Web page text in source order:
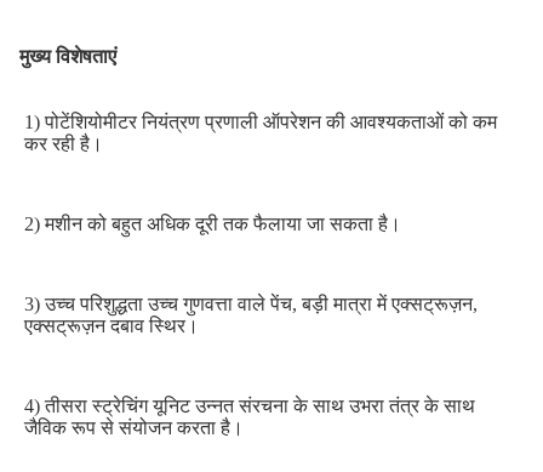
मुख्य विशेषताएं
1) पोटेंशियोमीटर नियंत्रण प्रणाली ऑपरेशन की आवश्यकताओं को कम
कर रही है।
2) मशीन को बहुत अधिक दूरी तक फैलाया जा सकता है।
3) उच्च परिशुद्धता उच्च गुणवत्ता वाले पेंच, बड़ी मात्रा में एक्सट्रूज़न,
एक्सट्रूज़न दबाव स्थिर।
4) तीसरा स्ट्रेचिंग यूनिट उन्नत संरचना के साथ उभरा तंत्र के साथ
जैविक रूप से संयोजन करता है।